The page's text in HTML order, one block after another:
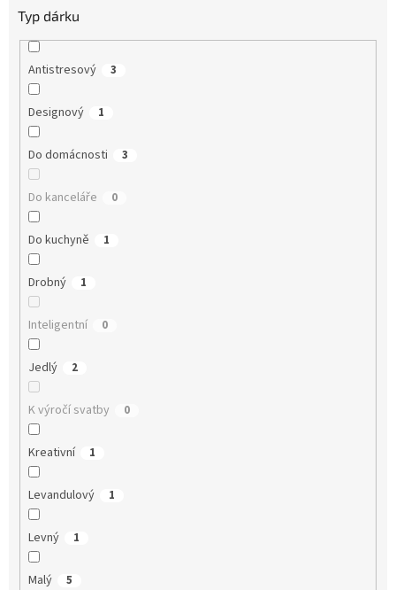
Typ dárku
Antistresový 3
Designový 1
Do domácnosti 3
Do kanceláře 0
Do kuchyně 1
Drobný 1
Inteligentní 0
Jedlý 2
K výročí svatby 0
Kreativní 1
Levandulový 1
Levný 1
Malý 5